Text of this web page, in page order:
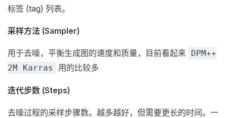
标签 (tag) 列表。
采样方法 (Sampler)
用于去噪，平衡生成图的速度和质量，目前看起来 DPM++
2M Karras
用的比较多
迭代步数 (Steps)
去噪过程的采样步骤数。越多越好，但需要更长的时间。一